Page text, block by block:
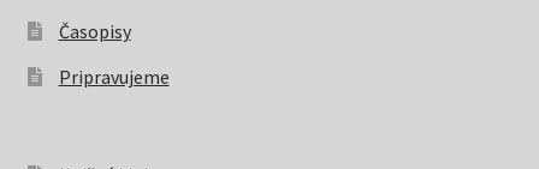
Časopisy
Pripravujeme